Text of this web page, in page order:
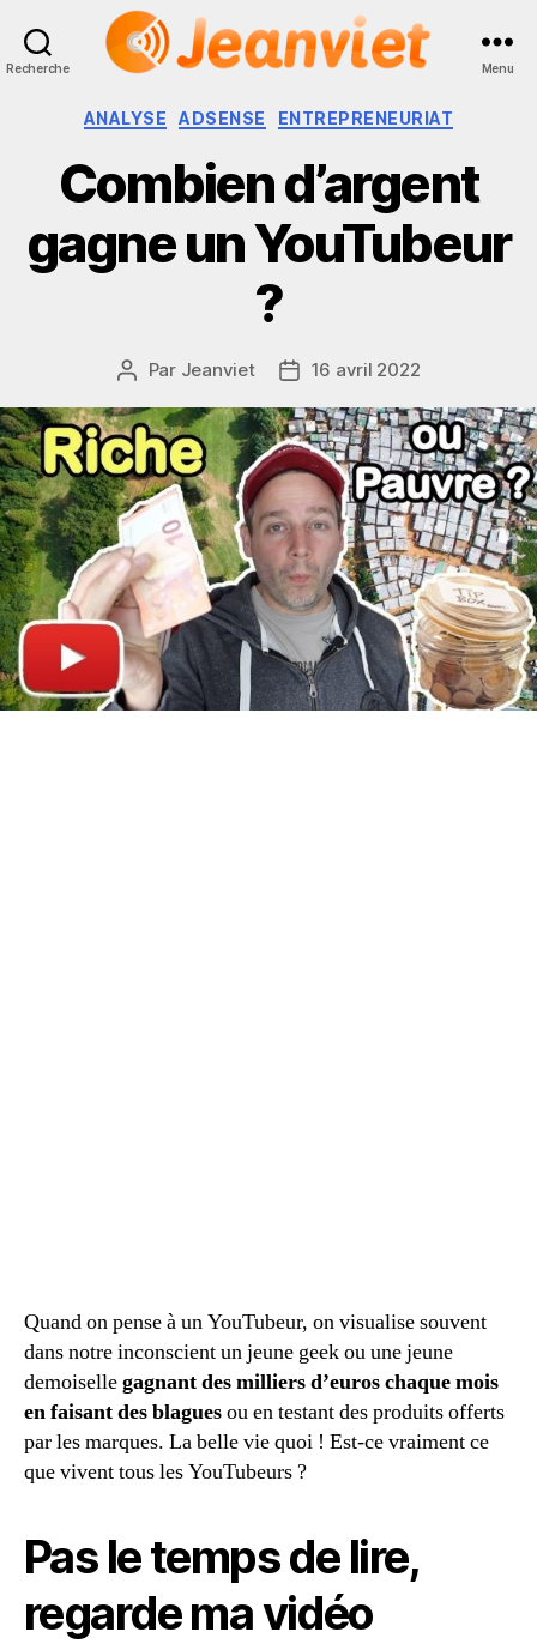
Recherche Menu
Catégories
ANALYSE ADSENSE ENTREPRENEURIAT
Combien d’argent
gagne un YouTubeur
?
Auteur
l’article
Par Jeanviet
Date
l’article
16 avril 2022
Quand on pense à un YouTubeur, on visualise souvent
dans notre inconscient un jeune geek ou une jeune
demoisellegagnant des milliers d’euros chaque mois
en faisant des blaguesou en testant des produits offerts
par les marques. La belle vie quoi ! Est-ce vraiment ce
que vivent tous les YouTubeurs ?
Pas le temps de lire,
regarde ma vidéo